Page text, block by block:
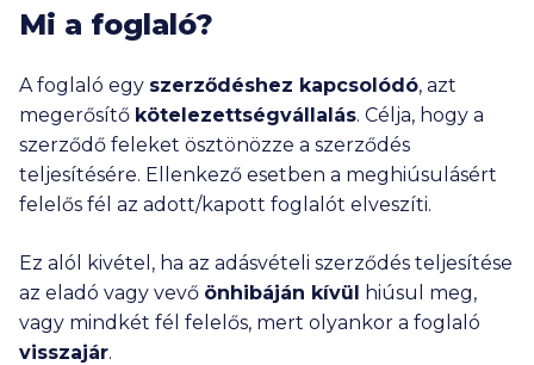
Mi a foglaló?
A foglaló egy szerződéshez kapcsolódó, azt
megerősítő kötelezettségvállalás. Célja, hogy a
szerződő feleket ösztönözze a szerződés
teljesítésére. Ellenkező esetben a meghiúsulásért
felelős fél az adott/kapott foglalót elveszíti.
Ez alól kivétel, ha az adásvételi szerződés teljesítése
az eladó vagy vevő önhibáján kívül hiúsul meg,
vagy mindkét fél felelős, mert olyankor a foglaló
visszajár.